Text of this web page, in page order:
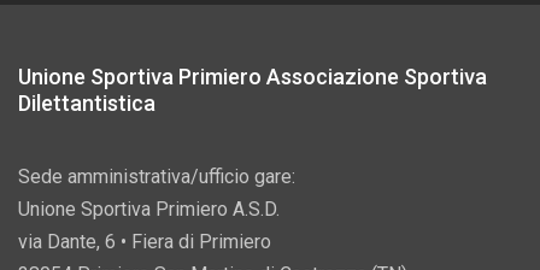
Unione Sportiva Primiero Associazione Sportiva
Dilettantistica
Sede amministrativa/ufficio gare:
Unione Sportiva Primiero A.S.D.
via Dante, 6 • Fiera di Primiero